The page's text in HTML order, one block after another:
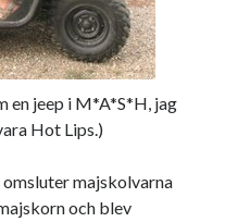
en jeep i M*A*S*H, jag
Hot Lips.)
majskolvarna
och blev